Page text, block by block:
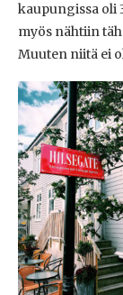
kaupungissa oli
myös nähtiin
Muuten niitä ei